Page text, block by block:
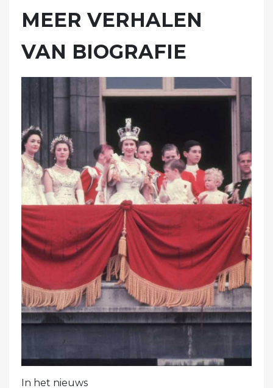
MEER VERHALEN
VAN BIOGRAFIE
In het nieuws